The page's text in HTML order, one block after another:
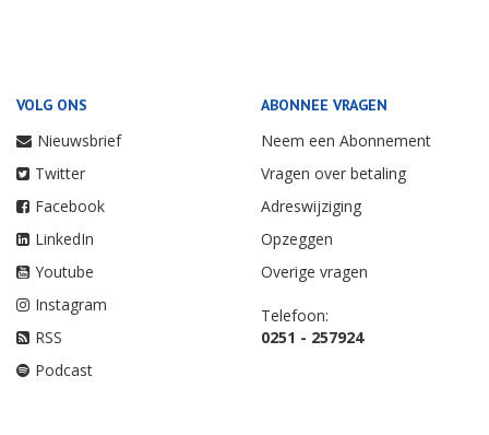
VOLG ONS
Nieuwsbrief
Twitter
Facebook
LinkedIn
Youtube
Instagram
RSS
Podcast
ABONNEE VRAGEN
Neem een Abonnement
Vragen over betaling
Adreswijziging
Opzeggen
Overige vragen
Telefoon:
0251 - 257924